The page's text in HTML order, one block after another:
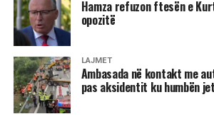
Hamza refuzon ftesën e
opozitë
LAJMET
Ambasada në kontakt me
pas aksidentit ku humbën